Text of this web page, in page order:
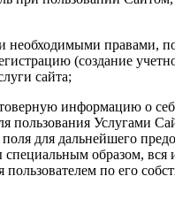
необходимыми правами,
(создание
сайта;
информацию о
пользования Услугами
для дальнейшего
специальным образом, вся
пользователем по его